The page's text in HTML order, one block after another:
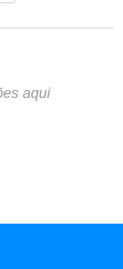
aqui